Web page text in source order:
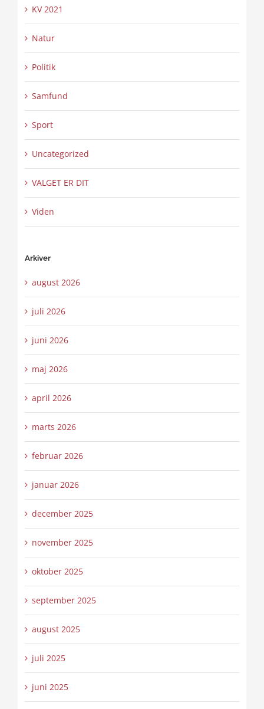
KV 2021
Natur
Politik
Samfund
Sport
Uncategorized
VALGET ER DIT
Viden
Arkiver
august 2026
juli 2026
juni 2026
maj 2026
april 2026
marts 2026
februar 2026
januar 2026
december 2025
november 2025
oktober 2025
september 2025
august 2025
juli 2025
juni 2025